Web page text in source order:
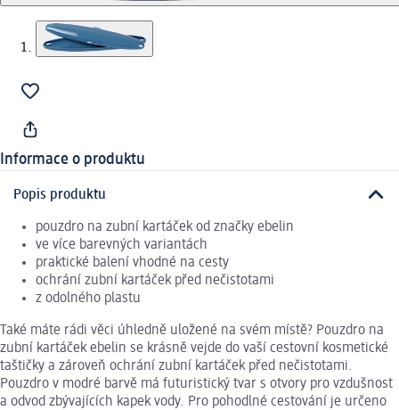
Informace o produktu
Popis produktu
pouzdro na zubní kartáček od značky ebelin
ve více barevných variantách
praktické balení vhodné na cesty
ochrání zubní kartáček před nečistotami
z odolného plastu
Také máte rádi věci úhledně uložené na svém místě? Pouzdro na
zubní kartáček ebelin se krásně vejde do vaší cestovní kosmetické
taštičky a zároveň ochrání zubní kartáček před nečistotami.
Pouzdro v modré barvě má futuristický tvar s otvory pro vzdušnost
a odvod zbývajících kapek vody. Pro pohodlné cestování je určeno